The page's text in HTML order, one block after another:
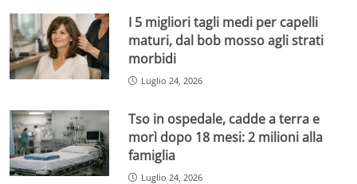
I 5 migliori tagli medi per capelli
maturi, dal bob mosso agli strati
morbidi
Luglio 24, 2026
Tso in ospedale, cadde a terra e
morì dopo 18 mesi: 2 milioni alla
famiglia
Luglio 24, 2026